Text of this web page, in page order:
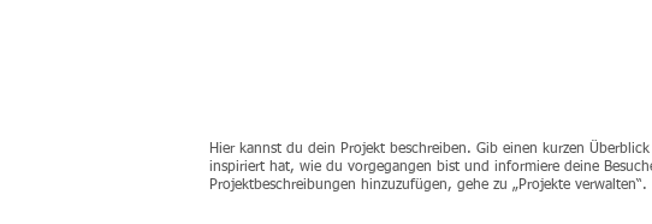
Hier kannst du dein Projekt beschreiben. Gib einen kurzen
inspiriert hat, wie du vorgegangen bist und informiere deine
Projektbeschreibungen hinzuzufügen, gehe zu „Projekte verwalten“.